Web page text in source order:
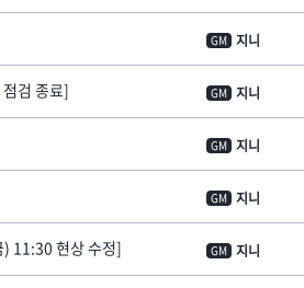
GM 지니
검 종료] GM 지니
GM 지니
GM 지니
11:30 현상 수정] GM 지니